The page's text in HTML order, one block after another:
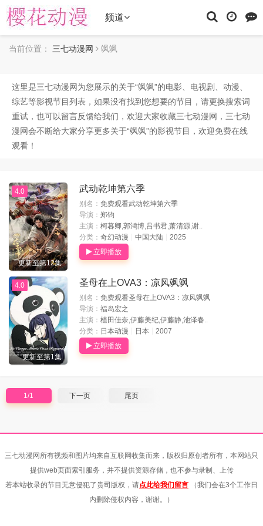
频道
当前位置： 三七动漫网 飒飒
这里是三七动漫网为您展示的关于“飒飒”的电影、电视剧、动漫、
综艺等影视节目列表，如果没有找到您想要的节目，请更换搜索词
重试，也可以留言反馈给我们，欢迎大家收藏三七动漫网，三七动
漫网会不断给大家分享更多关于“飒飒”的影视节目，欢迎免费在线
观看！
4.0
更新至第12集
武动乾坤第六季
别名： 免费观看武动乾坤第六季
导演： 郑钧
主演： 柯暮卿,郭鸿博,吕书君,萧清源,谢..
分类： 奇幻动漫 中国大陆
2025
立即播放
4.0
更新至第1集
圣母在上OVA3：凉风飒飒
别名： 免费观看圣母在上OVA3：凉风飒飒
导演： 福岛宏之
主演： 植田佳奈,伊藤美纪,伊藤静,池泽春..
分类： 日本动漫 日本
2007
立即播放
1/1 下一页 尾页
三七动漫网所有视频和图片均来自互联网收集而来，版权归原创者所有，本网站只
提供web页面索引服务，并不提供资源存储，也不参与录制、上传
若本站收录的节目无意侵犯了贵司版权，请点此给我们留言 （我们会在3个工作日
内删除侵权内容，谢谢。）